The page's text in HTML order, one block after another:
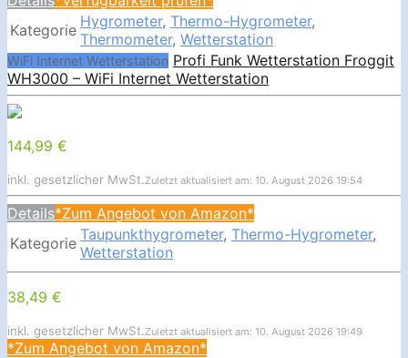
Kategorie Hygrometer, Thermo-Hygrometer,
Thermometer, Wetterstation
WiFi Internet Wetterstation Profi Funk Wetterstation Froggit
WH3000 – WiFi Internet Wetterstation
144,99 €
inkl. gesetzlicher MwSt.Zuletzt aktualisiert am: 10. August 2026 19:54
Details*Zum Angebot von Amazon*
Kategorie Taupunkthygrometer, Thermo-Hygrometer,
Wetterstation
38,49 €
inkl. gesetzlicher MwSt.Zuletzt aktualisiert am: 10. August 2026 19:49
*Zum Angebot von Amazon*